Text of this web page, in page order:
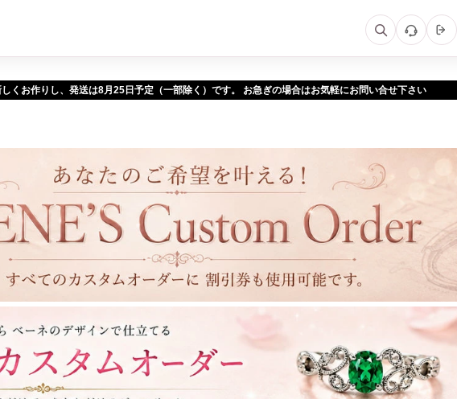
くお作りし、発送は 予定（一部除く）です。 お急ぎの場合はお気軽にお問い合せ下さい